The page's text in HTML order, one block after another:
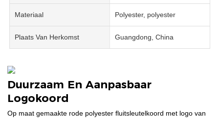
Materiaal Polyester, polyester
Plaats Van Herkomst Guangdong, China
Duurzaam En Aanpasbaar
Logokoord
Op maat gemaakte rode polyester fluitsleutelkoord met logo van